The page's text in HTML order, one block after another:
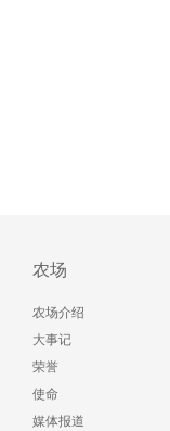
农场
农场介绍
大事记
荣誉
使命
媒体报道